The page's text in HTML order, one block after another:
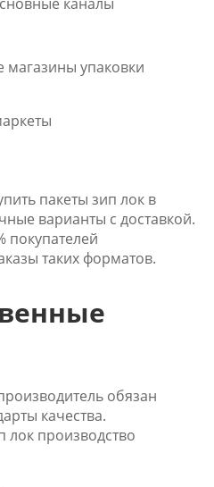
каналы
упаковки
пакеты зип лок в
варианты с доставкой.
покупателей
таких форматов.
обязан
качества.
лок производство